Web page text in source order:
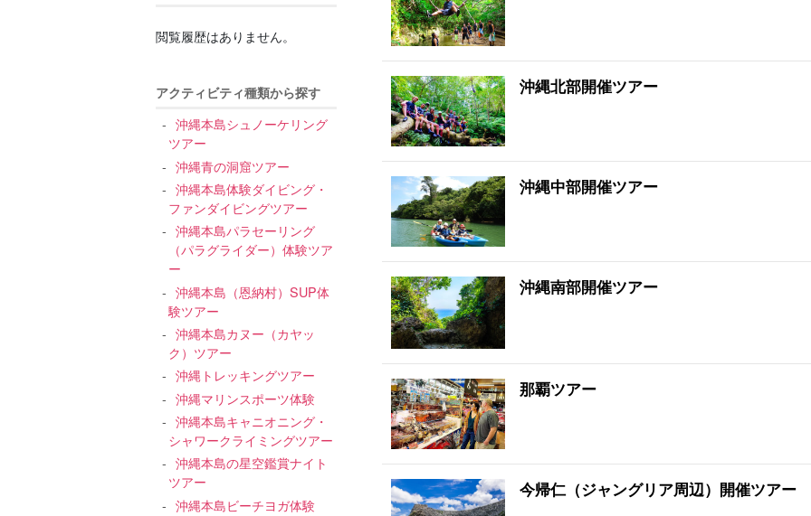
閲覧履歴はありません。
アクティビティ種類から探す
沖縄本島シュノーケリング
ツアー
沖縄青の洞窟ツアー
沖縄本島体験ダイビング・
ファンダイビングツアー
沖縄本島パラセーリング
（パラグライダー）体験ツア
ー
沖縄本島（恩納村）SUP体
験ツアー
沖縄本島カヌー（カヤッ
ク）ツアー
沖縄トレッキングツアー
沖縄マリンスポーツ体験
沖縄本島キャニオニング・
シャワークライミングツアー
沖縄本島の星空鑑賞ナイト
ツアー
沖縄本島ビーチヨガ体験
沖縄北部開催ツアー
沖縄中部開催ツアー
沖縄南部開催ツアー
那覇ツアー
今帰仁（ジャングリア周辺）開催ツアー